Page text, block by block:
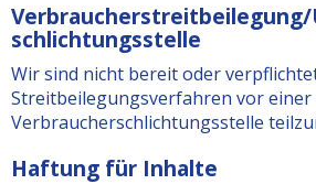
schlichtungs­stelle
Wir sind nicht bereit oder
Streitbeilegungsverfahren vor einer
Verbraucherschlichtungsstelle
Haftung für Inhalte